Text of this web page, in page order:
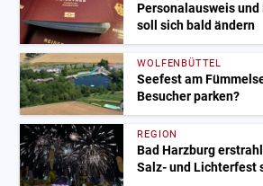
Personalausweis und
soll sich bald ändern
WOLFENBÜTTEL
Seefest am
Besucher parken?
REGION
Bad Harzburg
Salz- und Lichterfest